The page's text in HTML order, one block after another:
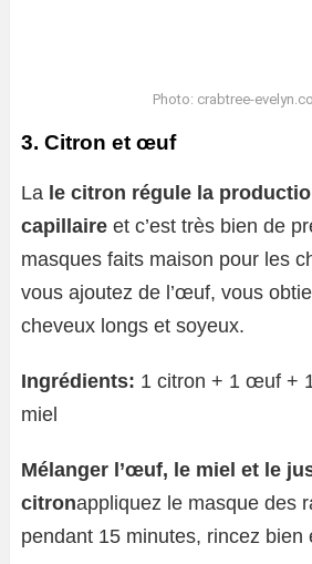
Photo: crabtree-
3. Citron et œuf
La le citron régule la
capillaire et c’est très bien de
masques faits maison pour les
vous ajoutez de l’œuf, vous
cheveux longs et soyeux.
Ingrédients: 1 citron + 1 œuf +
miel
Mélanger l’œuf, le miel et le
citronappliquez le masque des
pendant 15 minutes, rincez bien